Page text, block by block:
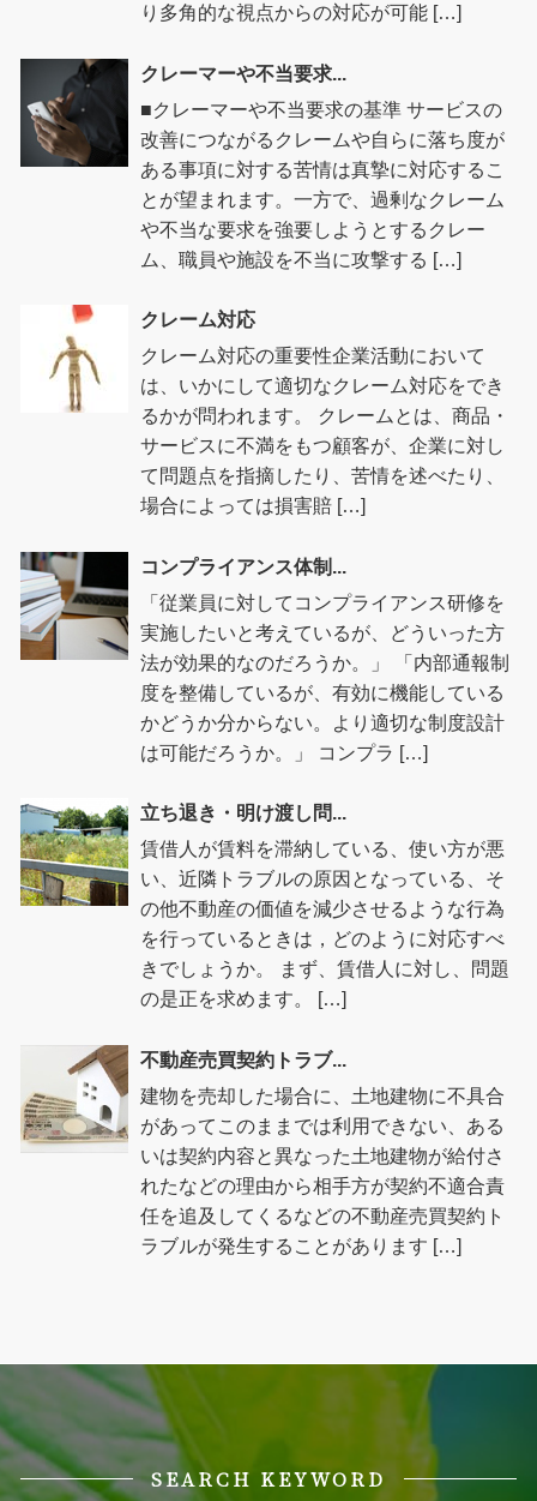
り多角的な視点からの対応が可能 […]
クレーマーや不当要求...
■クレーマーや不当要求の基準 サービスの
改善につながるクレームや自らに落ち度が
ある事項に対する苦情は真摯に対応するこ
とが望まれます。一方で、過剰なクレーム
や不当な要求を強要しようとするクレー
ム、職員や施設を不当に攻撃する […]
クレーム対応
クレーム対応の重要性企業活動において
は、いかにして適切なクレーム対応をでき
るかが問われます。 クレームとは、商品・
サービスに不満をもつ顧客が、企業に対し
て問題点を指摘したり、苦情を述べたり、
場合によっては損害賠 […]
コンプライアンス体制...
「従業員に対してコンプライアンス研修を
実施したいと考えているが、どういった方
法が効果的なのだろうか。」 「内部通報制
度を整備しているが、有効に機能している
かどうか分からない。より適切な制度設計
は可能だろうか。」 コンプラ […]
立ち退き・明け渡し問...
賃借人が賃料を滞納している、使い方が悪
い、近隣トラブルの原因となっている、そ
の他不動産の価値を減少させるような行為
を行っているときは，どのように対応すべ
きでしょうか。 まず、賃借人に対し、問題
の是正を求めます。 […]
不動産売買契約トラブ...
建物を売却した場合に、土地建物に不具合
があってこのままでは利用できない、ある
いは契約内容と異なった土地建物が給付さ
れたなどの理由から相手方が契約不適合責
任を追及してくるなどの不動産売買契約ト
ラブルが発生することがあります […]
SEARCH KEYWORD